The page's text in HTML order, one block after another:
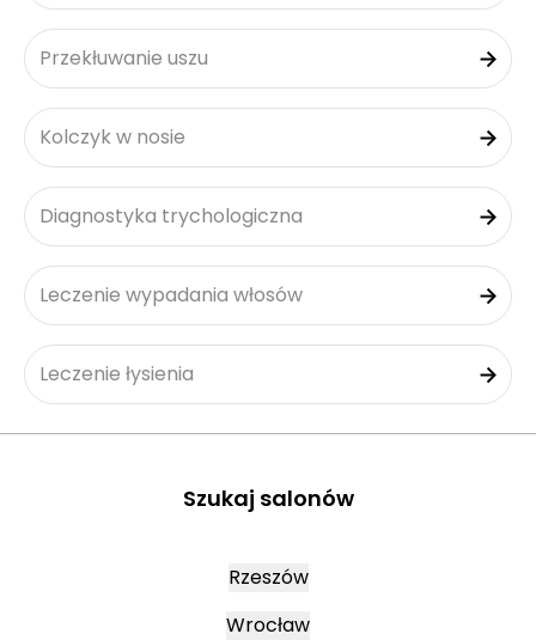
Przekłuwanie uszu
Kolczyk w nosie
Diagnostyka trychologiczna
Leczenie wypadania włosów
Leczenie łysienia
Szukaj salonów
Rzeszów
Wrocław